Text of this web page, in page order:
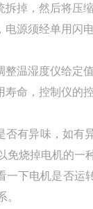
拆掉，然后将压
电源须经单用闪
整温湿度仪给定
寿命，控制仪的
否有异味，如有
烧掉电机的一
一下电机是否
。